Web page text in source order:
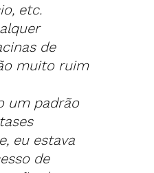
etc.
de
muito ruim
um padrão
eu estava
de